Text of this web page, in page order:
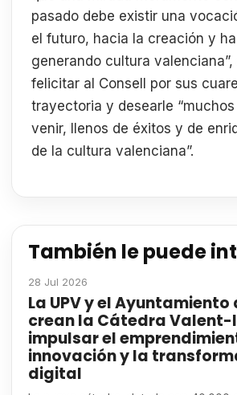
pasado debe existir una
el futuro, hacia la creación y
generando cultura
felicitar al Consell por sus
trayectoria y desearle
venir, llenos de éxitos y de
de la cultura valenciana”.
También le puede
28 Jul 2026
La UPV y el
crean la Cátedra Valent-
impulsar el
innovación y la
digital